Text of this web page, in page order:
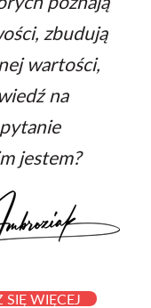
zbudują
wartości,
na
jestem?
WIĘCEJ